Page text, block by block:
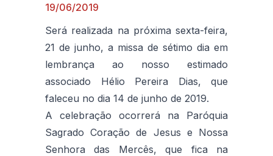
19/06/2019
Será realizada na próxima sexta-feira,
21 de junho, a missa de sétimo dia em
lembrança ao nosso estimado
associado Hélio Pereira Dias, que
faleceu no dia 14 de junho de 2019.
A celebração ocorrerá na Paróquia
Sagrado Coração de Jesus e Nossa
Senhora das Mercês, que fica na